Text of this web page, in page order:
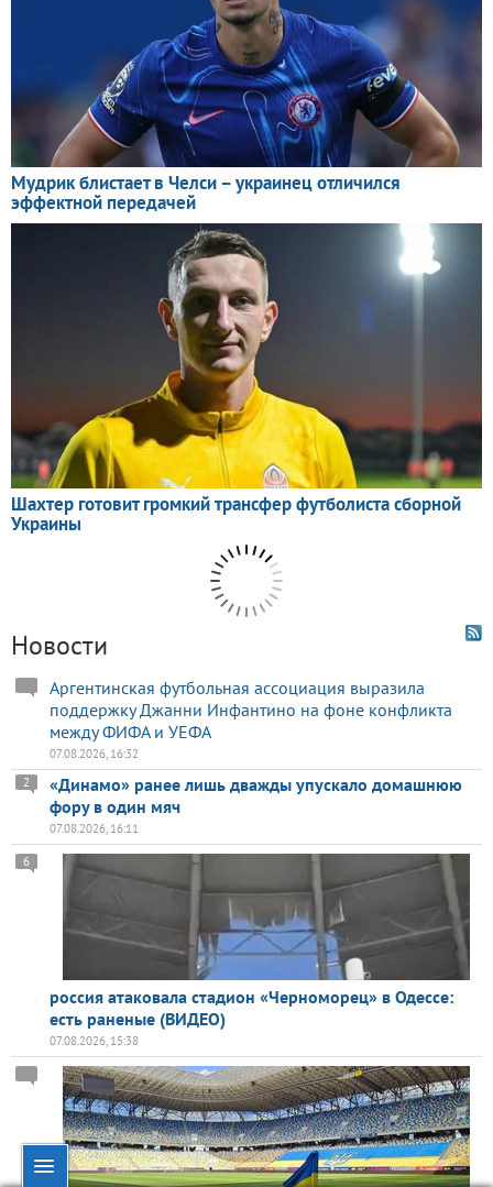
Новости
Аргентинская футбольная ассоциация выразила
поддержку Джанни Инфантино на фоне конфликта
между ФИФА и УЕФА
07.08.2026, 16:32
«Динамо» ранее лишь дважды упускало домашнюю
фору в один мяч
2
07.08.2026, 16:11
россия атаковала стадион «Черноморец» в Одессе:
есть раненые (ВИДЕО)
6
07.08.2026, 15:38